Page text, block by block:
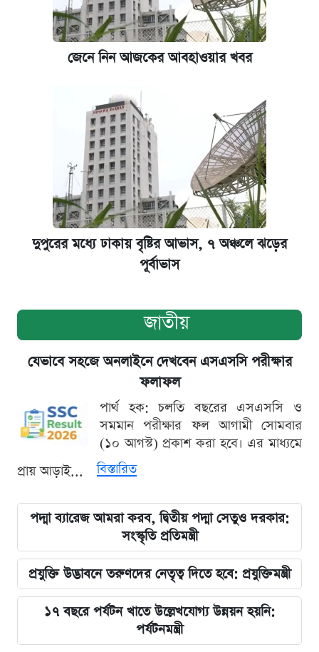
জেনে নিন আজকের আবহাওয়ার খবর
দুপুরের মধ্যে ঢাকায় বৃষ্টির আভাস, ৭ অঞ্চলে ঝড়ের
পূর্বাভাস
জাতীয়
যেভাবে সহজে অনলাইনে দেখবেন এসএসসি পরীক্ষার
ফলাফল
পার্থ হক: চলতি বছরের এসএসসি ও
সমমান পরীক্ষার ফল আগামী সোমবার
(১০ আগস্ট) প্রকাশ করা হবে। এর মাধ্যমে
প্রায় আড়াই...
বিস্তারিত
পদ্মা ব্যারেজ আমরা করব, দ্বিতীয় পদ্মা সেতুও দরকার:
সংস্কৃতি প্রতিমন্ত্রী
প্রযুক্তি উদ্ভাবনে তরুণদের নেতৃত্ব দিতে হবে: প্রযুক্তিমন্ত্রী
১৭ বছরে পর্যটন খাতে উল্লেখযোগ্য উন্নয়ন হয়নি:
পর্যটনমন্ত্রী